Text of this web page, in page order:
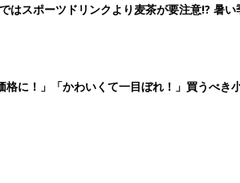
はスポーツドリンクより麦茶が要注意!? 暑
修】
に！」「かわいくて一目ぼれ！」買うべき